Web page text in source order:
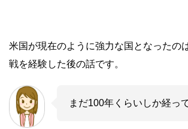
米国が現在のように強力な国となったの
戦を経験した後の話です。
まだ100年くらいしか経っ